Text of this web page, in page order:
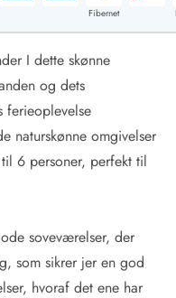
Fibernet
I dette skønne
og dets
ferieoplevelse
naturskønne omgivelser
6 personer, perfekt til
soveværelser, der
som sikrer jer en god
hvoraf det ene har